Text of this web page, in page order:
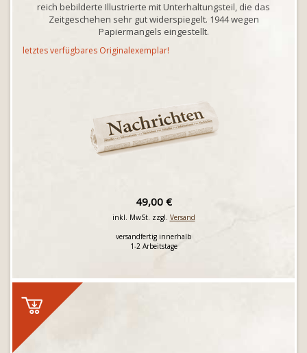
reich bebilderte Illustrierte mit Unterhaltungsteil, die das
Zeitgeschehen sehr gut widerspiegelt. 1944 wegen
Papiermangels eingestellt.
letztes verfügbares Originalexemplar!
49,00 €
inkl. MwSt. zzgl. Versand
versandfertig innerhalb
1-2 Arbeitstage